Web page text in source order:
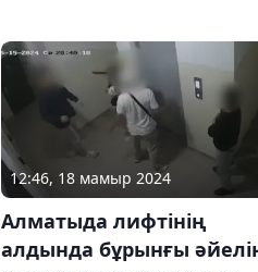
12:46, 18 мамыр 2024
Алматыда лифтінің
алдында бұрынғы